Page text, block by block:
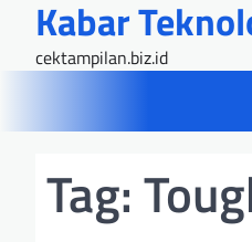
content
Kabar
cektampilan.biz.id
Tag: